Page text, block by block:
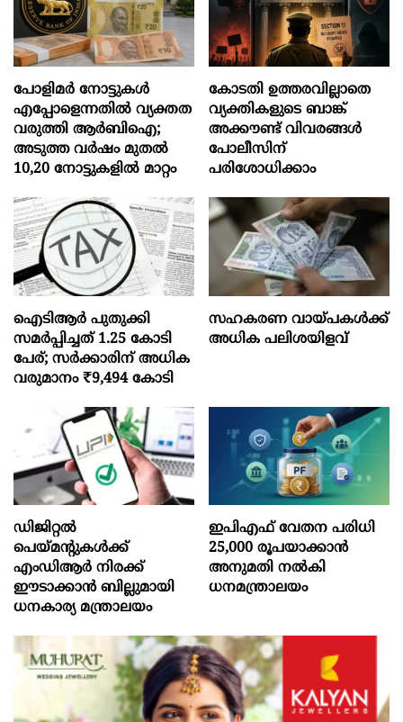
പോളിമർ നോട്ടുകൾ
എപ്പോളെന്നതിൽ വ്യക്തത
വരുത്തി ആർബിഐ;
അടുത്ത വർഷം മുതൽ
10,20 നോട്ടുകളിൽ മാറ്റം
കോടതി ഉത്തരവില്ലാതെ
വ്യക്തികളുടെ ബാങ്ക്
അക്കൗണ്ട് വിവരങ്ങൾ
പോലീസിന്
പരിശോധിക്കാം
ഐടിആര്‍ പുതുക്കി
സമർപ്പിച്ചത് 1.25 കോടി
പേര്; സർക്കാരിന് അധിക
വരുമാനം ₹9,494 കോടി
സഹകരണ വായ്പകള്‍ക്ക്
അധിക പലിശയിളവ്
ഡിജിറ്റൽ
പെയ്മന്റുകൾക്ക്
എംഡിആർ നിരക്ക്
ഈടാക്കാൻ ബില്ലുമായി
ധനകാര്യ മന്ത്രാലയം
ഇപിഎഫ് വേതന പരിധി
25,000 രൂപയാക്കാൻ
അനുമതി നൽകി
ധനമന്ത്രാലയം